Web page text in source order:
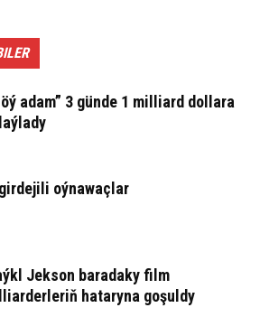
adam” 3 günde 1 milliard dollara
oýnawaçlar
Jekson baradaky film
hataryna goşuldy